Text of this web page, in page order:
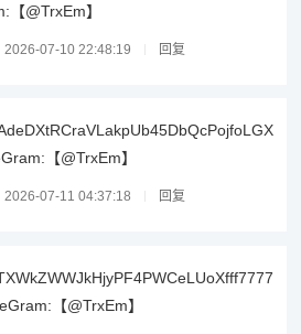
【@TrxEm】
2026-07-10 22:48:19 回复
【@TrxEm】
2026-07-11 04:37:18 回复
【@TrxEm】